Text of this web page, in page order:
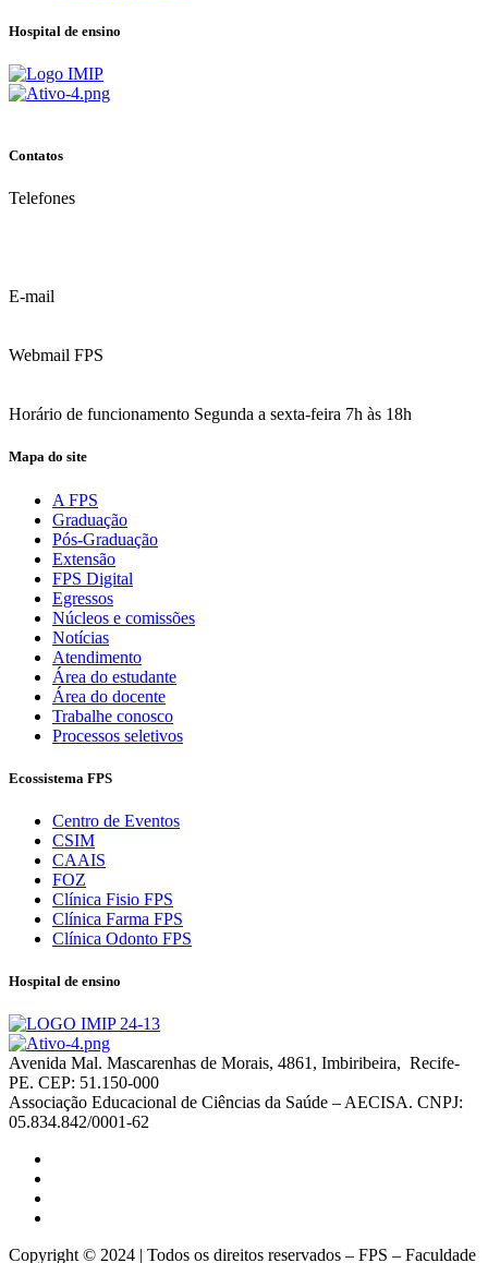
Hospital de ensino
Contatos
Telefones
E-mail
Webmail FPS
Horário de funcionamento Segunda a sexta-feira 7h às 18h
Mapa do site
A FPS
Graduação
Pós-Graduação
Extensão
FPS Digital
Egressos
Núcleos e comissões
Notícias
Atendimento
Área do estudante
Área do docente
Trabalhe conosco
Processos seletivos
Ecossistema FPS
Centro de Eventos
CSIM
CAAIS
FOZ
Clínica Fisio FPS
Clínica Farma FPS
Clínica Odonto FPS
Hospital de ensino
Avenida Mal. Mascarenhas de Morais, 4861, Imbiribeira, Recife-
PE. CEP: 51.150-000
Associação Educacional de Ciências da Saúde – AECISA. CNPJ:
05.834.842/0001-62
Copyright © 2024 | Todos os direitos reservados – FPS – Faculdade